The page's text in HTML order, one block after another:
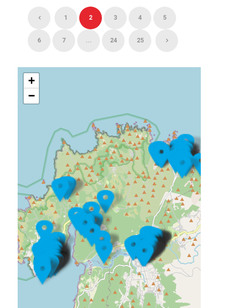
1 2 3 4 5
6 7 ... 24 25
+
−